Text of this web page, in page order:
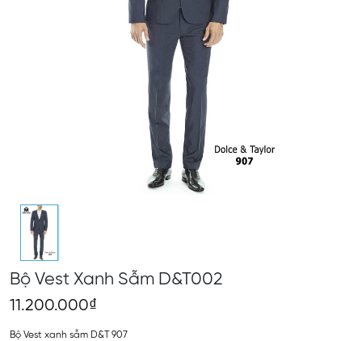
Bộ Vest Xanh Sẫm D&T002
11.200.000₫
Bộ Vest xanh sẫm D&T 907